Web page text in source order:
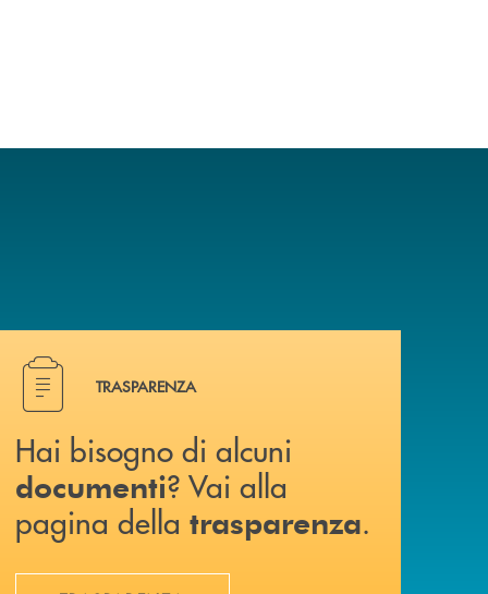
Hai bisogno di alcuni documenti ? Vai alla pagina della
TRASPARENZA
Hai bisogno di alcuni
documenti? Vai alla
pagina della trasparenza.